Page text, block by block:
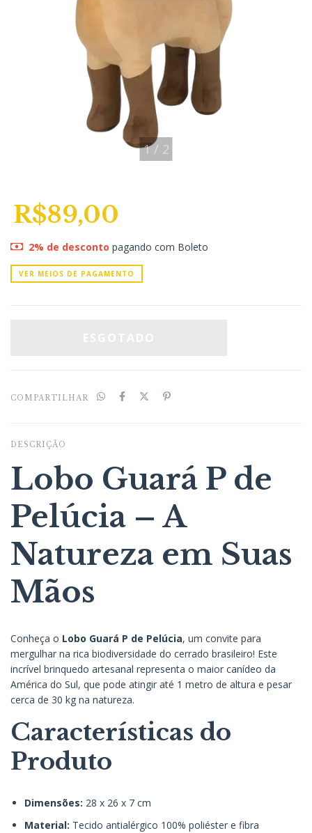
1/ 2
R$89,00
2% de desconto pagando com Boleto
VER MEIOS DE PAGAMENTO
COMPARTILHAR
DESCRIÇÃO
Lobo Guará P de
Pelúcia – A
Natureza em Suas
Mãos
Conheça o Lobo Guará P de Pelúcia, um convite para
mergulhar na rica biodiversidade do cerrado brasileiro! Este
incrível brinquedo artesanal representa o maior canídeo da
América do Sul, que pode atingir até 1 metro de altura e pesar
cerca de 30 kg na natureza.
Características do
Produto
Dimensões: 28 x 26 x 7 cm
Material: Tecido antialérgico 100% poliéster e fibra